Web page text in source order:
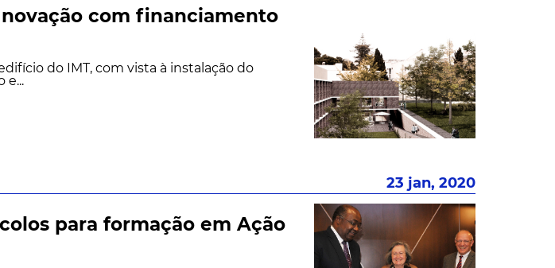
com financiamento
do IMT, com vista à instalação do
e...
23 jan, 2020
para formação em Ação